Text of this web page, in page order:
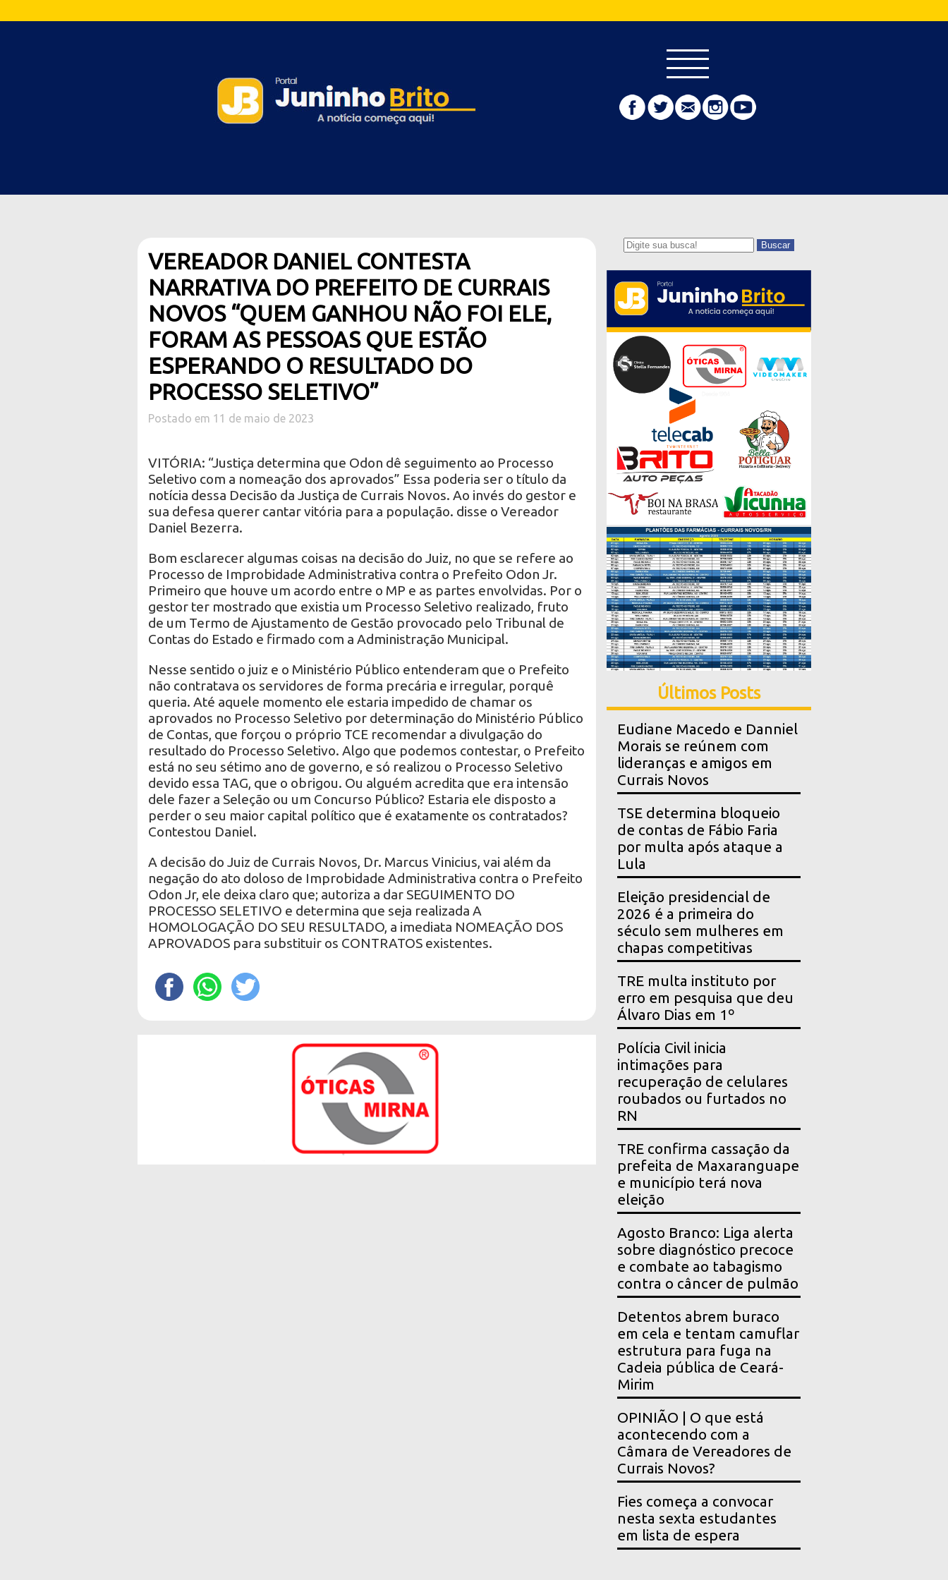
VEREADOR DANIEL CONTESTA
NARRATIVA DO PREFEITO DE CURRAIS
NOVOS “QUEM GANHOU NÃO FOI ELE,
FORAM AS PESSOAS QUE ESTÃO
ESPERANDO O RESULTADO DO
PROCESSO SELETIVO”
Postado em 11 de maio de 2023
VITÓRIA: “Justiça determina que Odon dê seguimento ao Processo
Seletivo com a nomeação dos aprovados” Essa poderia ser o título da
notícia dessa Decisão da Justiça de Currais Novos. Ao invés do gestor e
sua defesa querer cantar vitória para a população. disse o Vereador
Daniel Bezerra.
Bom esclarecer algumas coisas na decisão do Juiz, no que se refere ao
Processo de Improbidade Administrativa contra o Prefeito Odon Jr.
Primeiro que houve um acordo entre o MP e as partes envolvidas. Por o
gestor ter mostrado que existia um Processo Seletivo realizado, fruto
de um Termo de Ajustamento de Gestão provocado pelo Tribunal de
Contas do Estado e firmado com a Administração Municipal.
Nesse sentido o juiz e o Ministério Público entenderam que o Prefeito
não contratava os servidores de forma precária e irregular, porquê
queria. Até aquele momento ele estaria impedido de chamar os
aprovados no Processo Seletivo por determinação do Ministério Público
de Contas, que forçou o próprio TCE recomendar a divulgação do
resultado do Processo Seletivo. Algo que podemos contestar, o Prefeito
está no seu sétimo ano de governo, e só realizou o Processo Seletivo
devido essa TAG, que o obrigou. Ou alguém acredita que era intensão
dele fazer a Seleção ou um Concurso Público? Estaria ele disposto a
perder o seu maior capital político que é exatamente os contratados?
Contestou Daniel.
A decisão do Juiz de Currais Novos, Dr. Marcus Vinicius, vai além da
negação do ato doloso de Improbidade Administrativa contra o Prefeito
Odon Jr, ele deixa claro que; autoriza a dar SEGUIMENTO DO
PROCESSO SELETIVO e determina que seja realizada A
HOMOLOGAÇÃO DO SEU RESULTADO, a imediata NOMEAÇÃO DOS
APROVADOS para substituir os CONTRATOS existentes.
Buscar
Últimos Posts
Eudiane Macedo e Danniel
Morais se reúnem com
lideranças e amigos em
Currais Novos
TSE determina bloqueio
de contas de Fábio Faria
por multa após ataque a
Lula
Eleição presidencial de
2026 é a primeira do
século sem mulheres em
chapas competitivas
TRE multa instituto por
erro em pesquisa que deu
Álvaro Dias em 1º
Polícia Civil inicia
intimações para
recuperação de celulares
roubados ou furtados no
RN
TRE confirma cassação da
prefeita de Maxaranguape
e município terá nova
eleição
Agosto Branco: Liga alerta
sobre diagnóstico precoce
e combate ao tabagismo
contra o câncer de pulmão
Detentos abrem buraco
em cela e tentam camuflar
estrutura para fuga na
Cadeia pública de Ceará-
Mirim
OPINIÃO | O que está
acontecendo com a
Câmara de Vereadores de
Currais Novos?
Fies começa a convocar
nesta sexta estudantes
em lista de espera